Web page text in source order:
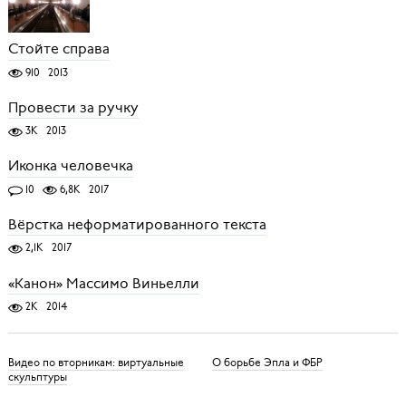
Стойте справа
910 2013
Провести за ручку
3K 2013
Иконка человечка
10 6,8K 2017
Вёрстка неформатированного текста
2,1K 2017
«Канон» Массимо Виньелли
2K 2014
Видео по вторникам: виртуальные
скульптуры
О борьбе Эпла и ФБР